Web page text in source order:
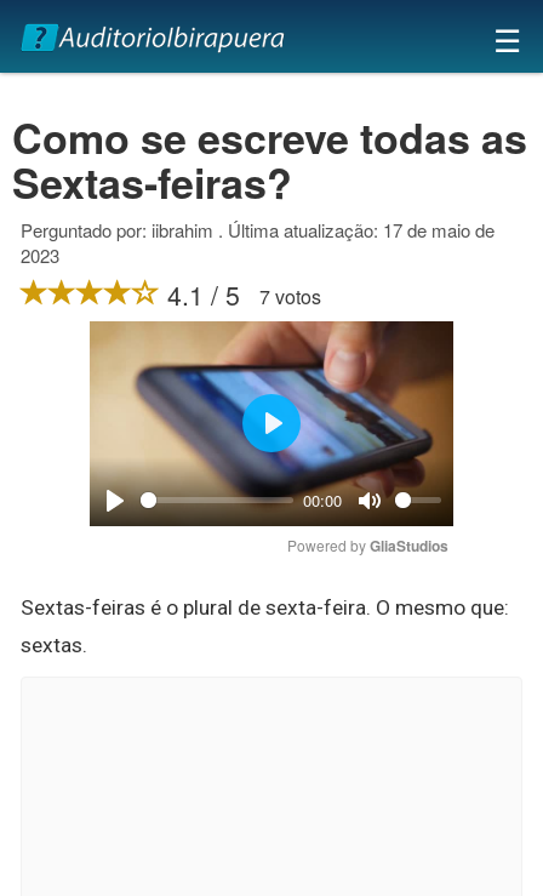
×
☰
Como se escreve todas as
Sextas-feiras?
Perguntado por: iibrahim . Última atualização: 17 de maio de
2023
4.1 / 5 7 votos
Play
00:00
Mute
Play
Powered by GliaStudios
Sextas-feiras é o plural de sexta-feira. O mesmo que:
sextas.